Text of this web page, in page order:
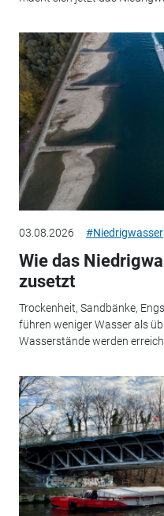
03.08.2026 #Niedrigwasser
Wie das
zusetzt
Trockenheit, Sandbänke,
führen weniger Wasser als
Wasserstände werden